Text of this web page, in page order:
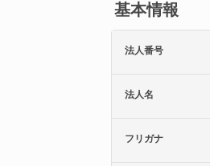
基本情報
法人番号
法人名
フリガナ